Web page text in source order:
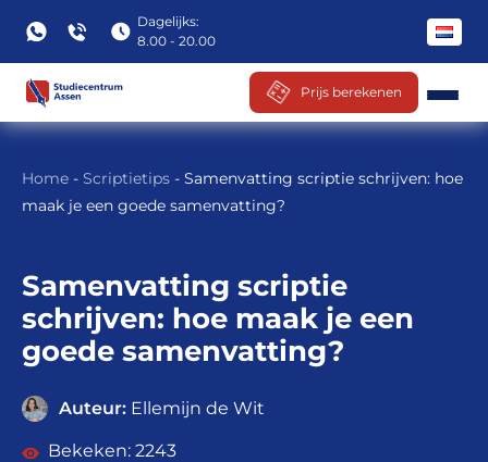
Ga
inhoud
Home - Scriptietips - Samenvatting scriptie schrijven: hoe
maak je een goede samenvatting?
Samenvatting scriptie
schrijven: hoe maak je een
goede samenvatting?
Auteur: Ellemijn de Wit
2243
Dagelijks:
8.00 - 20.00
Prijs berekenen